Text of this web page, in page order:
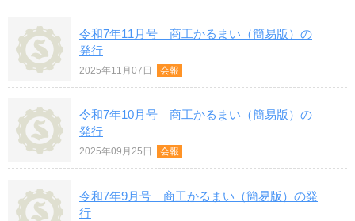
令和7年11月号 商工かるまい（簡易版）の
発行
2025年11月07日 会報
令和7年10月号 商工かるまい（簡易版）の
発行
2025年09月25日 会報
令和7年9月号 商工かるまい（簡易版）の発
行